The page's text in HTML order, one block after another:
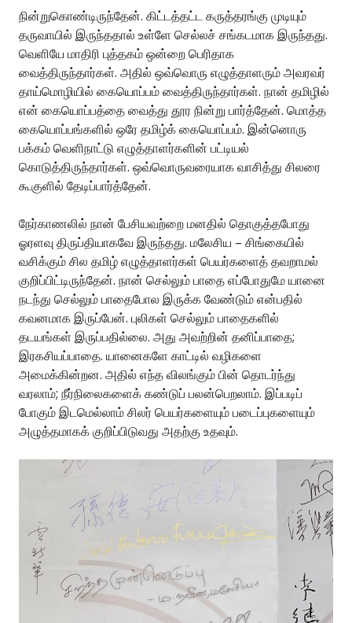
நின்றுகொண்டிருந்தேன். கிட்டத்தட்ட கருத்தரங்கு முடியும்
தருவாயில் இருந்ததால் உள்ளே செல்லச் சங்கடமாக இருந்தது.
வெளியே மாதிரி புத்தகம் ஒன்றை பெரிதாக
வைத்திருந்தார்கள். அதில் ஒவ்வொரு எழுத்தாளரும் அவரவர்
தாய்மொழியில் கையொப்பம் வைத்திருந்தார்கள். நான் தமிழில்
என் கையொப்பத்தை வைத்து தூர நின்று பார்த்தேன். மொத்த
கையொப்பங்களில் ஒரே தமிழ்க் கையொப்பம். இன்னொரு
பக்கம் வெளிநாட்டு எழுத்தாளர்களின் பட்டியல்
கொடுத்திருந்தார்கள். ஒவ்வொருவரையாக வாசித்து சிலரை
கூகுளில் தேடிப்பார்த்தேன்.
நேர்காணலில் நான் பேசியவற்றை மனதில் தொகுத்தபோது
ஓரளவு திருப்தியாகவே இருந்தது. மலேசிய – சிங்கையில்
வசிக்கும் சில தமிழ் எழுத்தாளர்கள் பெயர்களைத் தவறாமல்
குறிப்பிட்டிருந்தேன். நான் செல்லும் பாதை எப்போதுமே யானை
நடந்து செல்லும் பாதைபோல இருக்க வேண்டும் என்பதில்
கவனமாக இருப்பேன். புலிகள் செல்லும் பாதைகளில்
தடயங்கள் இருப்பதில்லை. அது அவற்றின் தனிப்பாதை;
இரகசியப்பாதை. யானைகளே காட்டில் வழிகளை
அமைக்கின்றன. அதில் எந்த விலங்கும் பின் தொடர்ந்து
வரலாம்; நீர்நிலைகளைக் கண்டுப் பலன்பெறலாம். இப்படிப்
போகும் இடமெல்லாம் சிலர் பெயர்களையும் படைப்புகளையும்
அழுத்தமாகக் குறிப்பிடுவது அதற்கு உதவும்.